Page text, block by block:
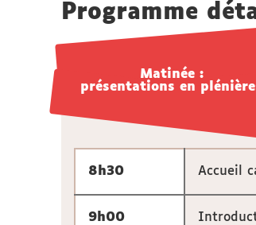
Programme
Matinée :
présentations en
Matinée :
présentations en
8h30 Accueil
9h00